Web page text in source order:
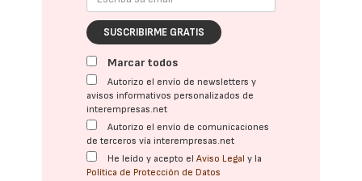
SUSCRIBIRME GRATIS
Marcar todos
Autorizo el envío de newsletters y
avisos informativos personalizados de
interempresas.net
Autorizo el envío de comunicaciones
de terceros vía interempresas.net
He leído y acepto elAviso Legal y la
Política de Protección de Datos